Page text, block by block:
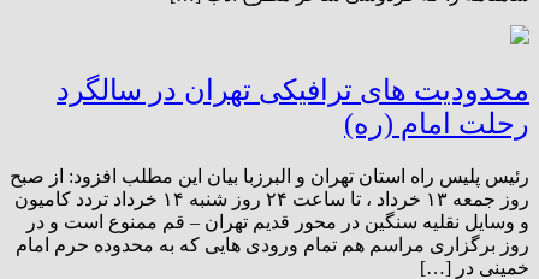
محدودیت های ترافیکی تهران در سالگرد
رحلت امام (ره)
رئیس پلیس راه استان تهران و البرزبا بیان این مطلب افزود: از صبح
روز جمعه ۱۳ خرداد ، تا ساعت ۲۴ روز شنبه ۱۴ خرداد تردد کامیون
و وسایل نقلیه سنگین در محور قدیم تهران – قم ممنوع است و در
روز برگزاری مراسم هم تمام ورودی هایی که به محدوده حرم امام
خمینی در […]